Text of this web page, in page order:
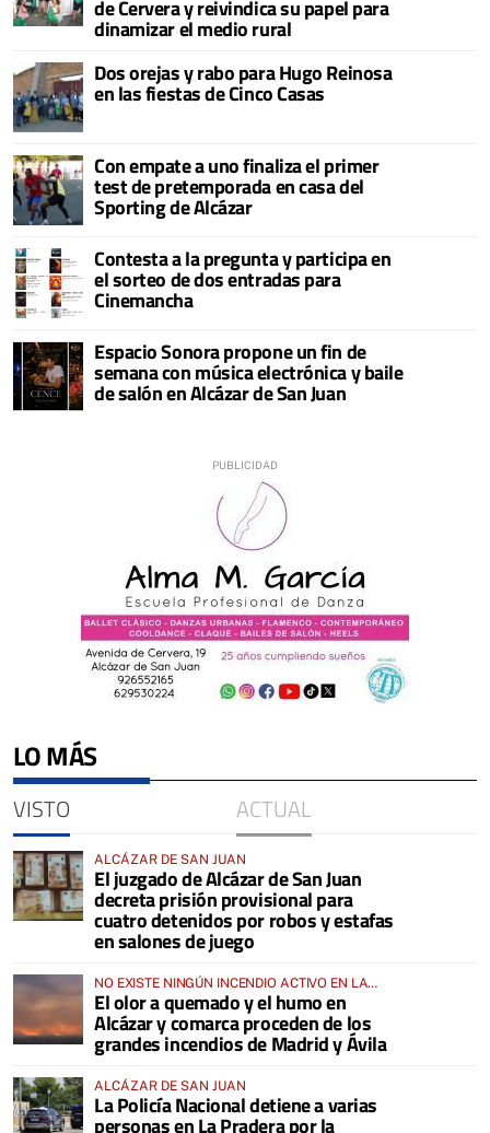
de Cervera y reivindica su papel para
dinamizar el medio rural
Dos orejas y rabo para Hugo Reinosa
en las fiestas de Cinco Casas
Con empate a uno finaliza el primer
test de pretemporada en casa del
Sporting de Alcázar
Contesta a la pregunta y participa en
el sorteo de dos entradas para
Cinemancha
Espacio Sonora propone un fin de
semana con música electrónica y baile
de salón en Alcázar de San Juan
LO MÁS
VISTO ACTUAL
ALCÁZAR DE SAN JUAN
El juzgado de Alcázar de San Juan
decreta prisión provisional para
cuatro detenidos por robos y estafas
en salones de juego
NO EXISTE NINGÚN INCENDIO ACTIVO EN LA
COMARCA
El olor a quemado y el humo en
Alcázar y comarca proceden de los
grandes incendios de Madrid y Ávila
ALCÁZAR DE SAN JUAN
La Policía Nacional detiene a varias
personas en La Pradera por la